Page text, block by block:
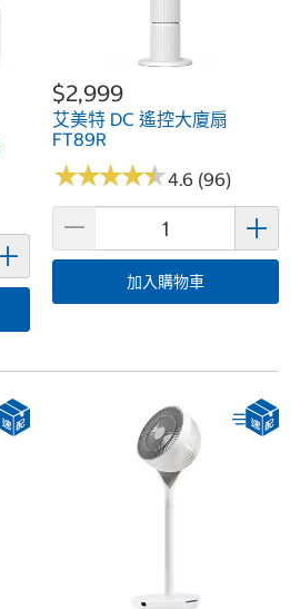
$2,999
艾美特 DC 遙控大廈扇
FT89R
★★★★★
★★★★★4.6 (96)
加入購物車